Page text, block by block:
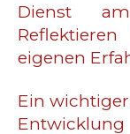
Dienst
eigenen
Ein